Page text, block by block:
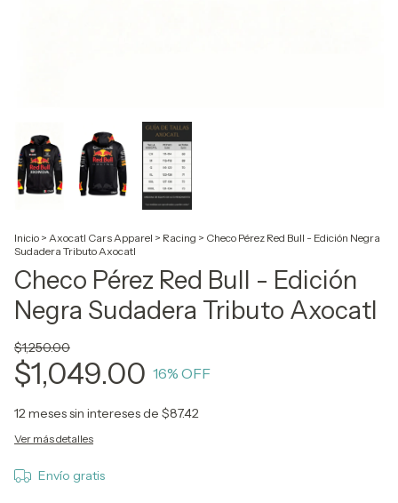
Inicio > Axocatl Cars Apparel > Racing > Checo Pérez Red Bull - Edición Negra
Sudadera Tributo Axocatl
Checo Pérez Red Bull - Edición
Negra Sudadera Tributo Axocatl
$1,250.00
$1,049.00 16% OFF
12meses sin intereses de $87.42
Ver más detalles
Envío gratis